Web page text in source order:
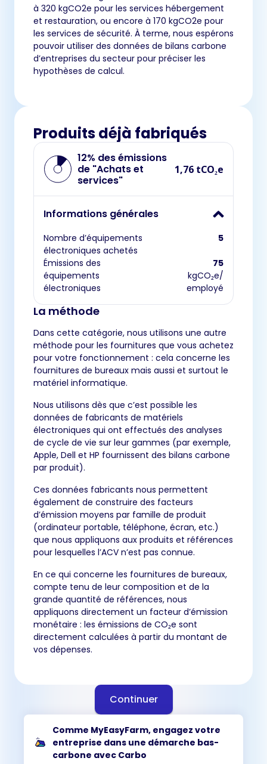
à 320 kgCO2e pour les services hébergement
et restauration, ou encore à 170 kgCO2e pour
les services de sécurité. À terme, nous espérons
pouvoir utiliser des données de bilans carbone
d’entreprises du secteur pour préciser les
hypothèses de calcul.
Produits déjà fabriqués
12% des émissions
de "Achats et
services"
1,76 tCO₂e
Informations générales
Nombre d’équipements
électroniques achetés
5
Émissions des
équipements
électroniques
75
kgCO₂e/
employé
La méthode
Dans cette catégorie, nous utilisons une autre
méthode pour les fournitures que vous achetez
pour votre fonctionnement : cela concerne les
fournitures de bureaux mais aussi et surtout le
matériel informatique.
Nous utilisons dès que c’est possible les
données de fabricants de matériels
électroniques qui ont effectués des analyses
de cycle de vie sur leur gammes (par exemple,
Apple, Dell et HP fournissent des bilans carbone
par produit).
Ces données fabricants nous permettent
également de construire des facteurs
d’émission moyens par famille de produit
(ordinateur portable, téléphone, écran, etc.)
que nous appliquons aux produits et références
pour lesquelles l’ACV n’est pas connue.
En ce qui concerne les fournitures de bureaux,
compte tenu de leur composition et de la
grande quantité de références, nous
appliquons directement un facteur d’émission
monétaire : les émissions de CO₂e sont
directement calculées à partir du montant de
vos dépenses.
Continuer
Comme MyEasyFarm, engagez votre
entreprise dans une démarche bas-
carbone avec Carbo